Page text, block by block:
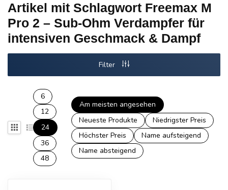
Artikel mit Schlagwort Freemax M
Pro 2 – Sub-Ohm Verdampfer für
intensiven Geschmack & Dampf
Filter
6
12
24
36
48
Am meisten angesehen
Neueste Produkte
Niedrigster Preis
Höchster Preis
Name aufsteigend
Name absteigend